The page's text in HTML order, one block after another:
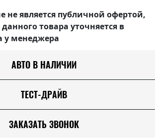
не является публичной офертой,
товара уточняется в
у менеджера
АВТО В НАЛИЧИИ
ТЕСТ-ДРАЙВ
ЗАКАЗАТЬ ЗВОНОК